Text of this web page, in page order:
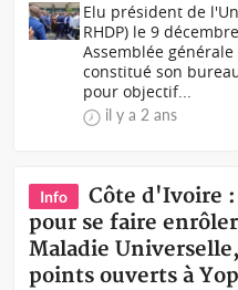
Elu président de
RHDP) le 9
Assemblée
constitué son
pour objectif...
il y a 2 ans
Info
Côte d'Ivoire
pour se faire
Maladie
points ouverts à